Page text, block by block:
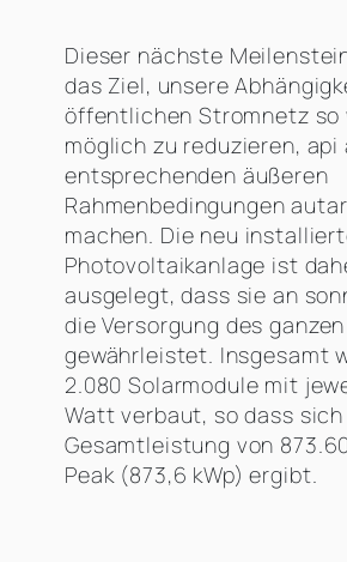
Dieser nächste
das Ziel, unsere
öffentlichen Stromnetz so
möglich zu reduzieren, api
entsprechenden äußeren
Rahmenbedingungen
machen. Die neu
Photovoltaikanlage ist
ausgelegt, dass sie an
die Versorgung des
gewährleistet. Insgesamt
2.080 Solarmodule mit
Watt verbaut, so dass
Gesamtleistung von
Peak (873,6 kWp) ergibt.